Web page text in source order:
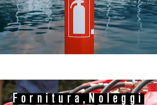
Fornitura,Noleggi